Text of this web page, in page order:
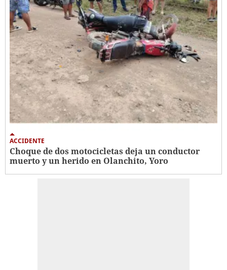
ACCIDENTE
Choque de dos motocicletas deja un conductor
muerto y un herido en Olanchito, Yoro